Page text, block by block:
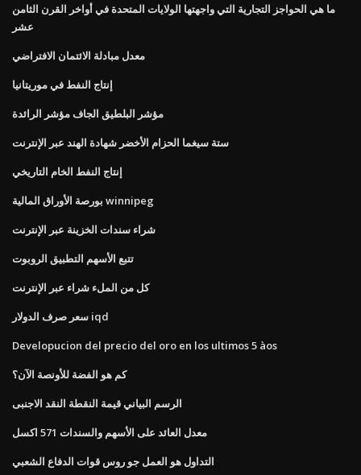
ما هي الحواجز التجارية التي واجهتها الولايات المتحدة في أواخر القرن الثامن
عشر
معدل مبادلة الائتمان الافتراضي
إنتاج النفط في موريتانيا
مؤشر البلطيق الجاف مؤشر الرائدة
ستة سيغما الحزام الأخضر شهادة الهند عبر الإنترنت
إنتاج النفط الخام التاريخي
بورصة الأوراق المالية winnipeg
شراء سندات الخزينة عبر الإنترنت
تتبع الأسهم التطبيق الروبوت
كل من الملء شراء عبر الإنترنت
سعر صرف الدولار iqd
Developucion del precio del oro en los ultimos 5 àos
كم هو الفضة للأونصة الآن؟
الرسم البياني قيمة النقطة النقد الاجنبى
معدل العائد على الأسهم والسندات 571 اكسل
التداول هو العمل جو روس قوات الدفاع الشعبي